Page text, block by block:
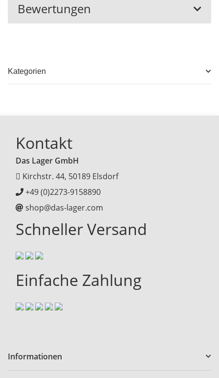
Bewertungen
Kategorien
Kontakt
Das Lager GmbH
Kirchstr. 44, 50189 Elsdorf
+49 (0)2273-9158890
shop@das-lager.com
Schneller Versand
Einfache Zahlung
Informationen